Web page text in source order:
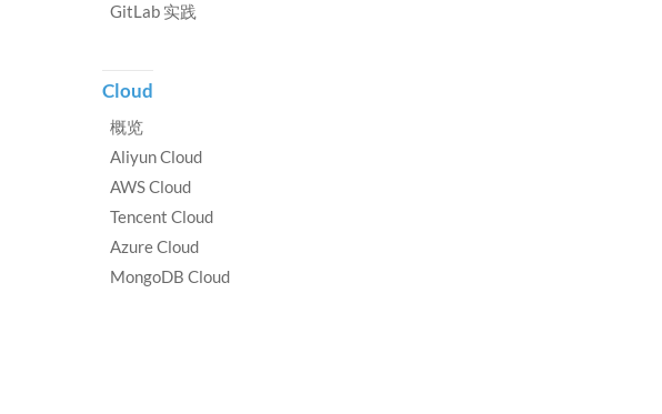
GitLab 实践
Cloud
概览
Aliyun Cloud
AWS Cloud
Tencent Cloud
Azure Cloud
MongoDB Cloud